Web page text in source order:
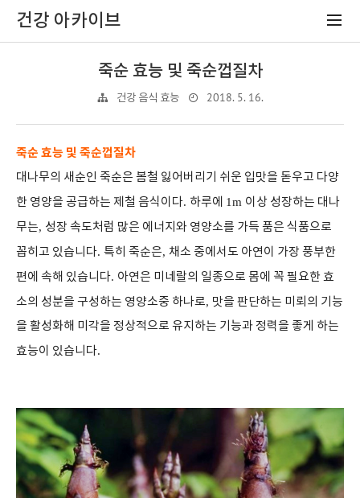
건강 아카이브
죽순 효능 및 죽순껍질차
건강 음식 효능 2018. 5. 16.
죽순 효능 및 죽순껍질차
대나무의 새순인 죽순은 봄철 잃어버리기 쉬운 입맛을 돋우고 다양
한 영양을 공급하는 제철 음식이다. 하루에 1m 이상 성장하는 대나
무는, 성장 속도처럼 많은 에너지와 영양소를 가득 품은 식품으로
꼽히고 있습니다. 특히 죽순은, 채소 중에서도 아연이 가장 풍부한
편에 속해 있습니다. 아연은 미네랄의 일종으로 몸에 꼭 필요한 효
소의 성분을 구성하는 영양소중 하나로, 맛을 판단하는 미뢰의 기능
을 활성화해 미각을 정상적으로 유지하는 기능과 정력을 좋게 하는
효능이 있습니다.